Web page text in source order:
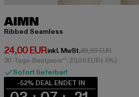
AIMN
Ribbed Seamless
24,00 EUR
Derzeitiger Preis: 24,00 EUR
inkl. MwSt.49,99 EUR
30-Tage-Bestpreis**: 23,00 EUR(-5%)
Sofort lieferbar!
-52% DEAL ENDET IN